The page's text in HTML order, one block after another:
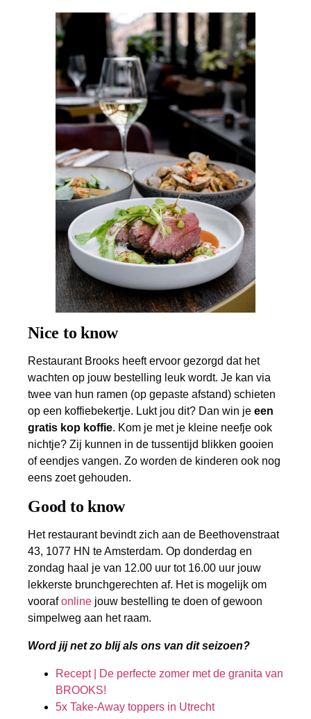
Nice to know
Restaurant Brooks heeft ervoor gezorgd dat het
wachten op jouw bestelling leuk wordt. Je kan via
twee van hun ramen (op gepaste afstand) schieten
op een koffiebekertje. Lukt jou dit? Dan win je een
gratis kop koffie. Kom je met je kleine neefje ook
nichtje? Zij kunnen in de tussentijd blikken gooien
of eendjes vangen. Zo worden de kinderen ook nog
eens zoet gehouden.
Good to know
Het restaurant bevindt zich aan de Beethovenstraat
43, 1077 HN te Amsterdam. Op donderdag en
zondag haal je van 12.00 uur tot 16.00 uur jouw
lekkerste brunchgerechten af. Het is mogelijk om
voorafonline jouw bestelling te doen of gewoon
simpelweg aan het raam.
Word jij net zo blij als ons van dit seizoen?
Recept | De perfecte zomer met de granita van
BROOKS!
5x Take-Away toppers in Utrecht